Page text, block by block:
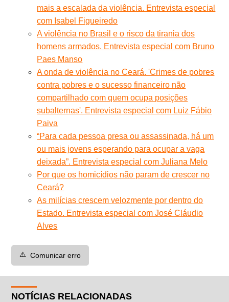
mais a escalada da violência. Entrevista especial
com Isabel Figueiredo
A violência no Brasil e o risco da tirania dos
homens armados. Entrevista especial com Bruno
Paes Manso
A onda de violência no Ceará. 'Crimes de pobres
contra pobres e o sucesso financeiro não
compartilhado com quem ocupa posições
subalternas'. Entrevista especial com Luiz Fábio
Paiva
“Para cada pessoa presa ou assassinada, há um
ou mais jovens esperando para ocupar a vaga
deixada”. Entrevista especial com Juliana Melo
Por que os homicídios não param de crescer no
Ceará?
As milícias crescem velozmente por dentro do
Estado. Entrevista especial com José Cláudio
Alves
⚠️ Comunicar erro
NOTÍCIAS RELACIONADAS